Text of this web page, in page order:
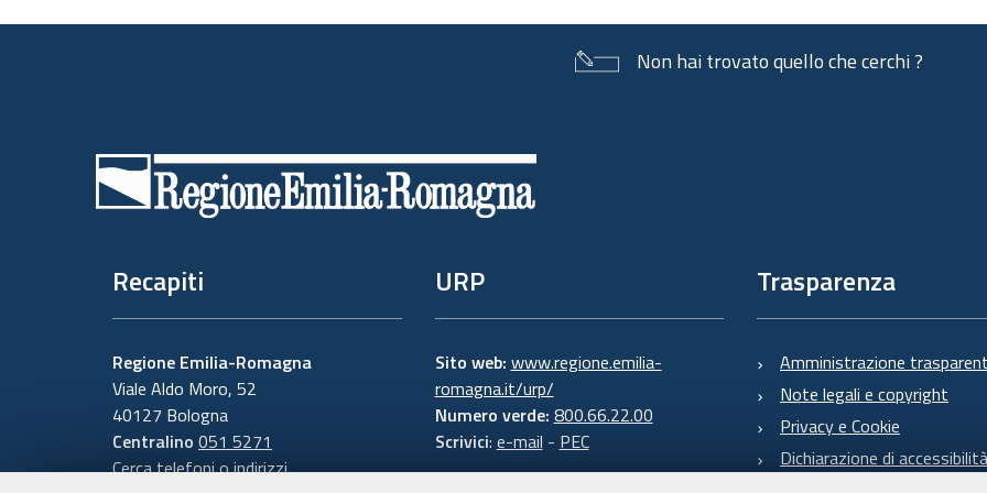
Non hai trovato quello che cerchi ?
Recapiti
Regione Emilia-Romagna
Viale Aldo Moro, 52
40127 Bologna
Centralino 051 5271
Cerca telefoni o indirizzi
URP
Sito web: www.regione.emilia-
romagna.it/urp/
Numero verde: 800.66.22.00
Scrivici: e-mail - PEC
Trasparenza
Amministrazione
Note legali e copyright
Privacy e Cookie
Dichiarazione di accessibilità